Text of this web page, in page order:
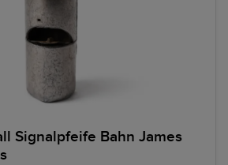
Signalpfeife Bahn James